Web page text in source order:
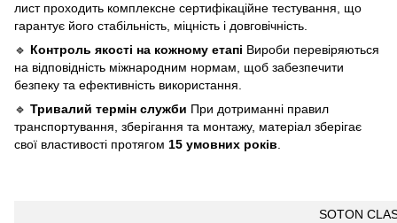
лист проходить комплексне сертифікаційне тестування, що
гарантує його стабільність, міцність і довговічність.
🔹 Контроль якості на кожному етапі Вироби перевіряються
на відповідність міжнародним нормам, щоб забезпечити
безпеку та ефективність використання.
🔹 Тривалий термін служби При дотриманні правил
транспортування, зберігання та монтажу, матеріал зберігає
свої властивості протягом 15 умовних років.
SOTON